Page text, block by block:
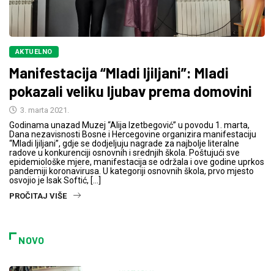
AKTUELNO
Manifestacija “Mladi ljiljani”: Mladi
pokazali veliku ljubav prema domovini
3. marta 2021.
Godinama unazad Muzej “Alija Izetbegović” u povodu 1. marta,
Dana nezavisnosti Bosne i Hercegovine organizira manifestaciju
“Mladi ljiljani”, gdje se dodjeljuju nagrade za najbolje literalne
radove u konkurenciji osnovnih i srednjih škola. Poštujući sve
epidemiološke mjere, manifestacija se održala i ove godine uprkos
pandemiji koronavirusa. U kategoriji osnovnih škola, prvo mjesto
osvojio je Isak Softić, […]
PROČITAJ VIŠE
NOVO